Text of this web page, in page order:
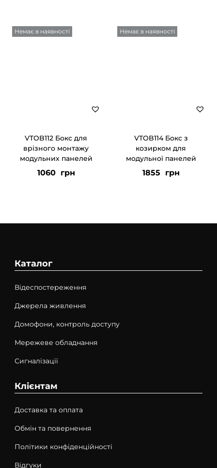
Немає в наявності
VTOB112 Бокс для
врізного монтажу
модульних панелей
1060 грн
Немає в наявності
VTOB114 Бокс з
козирком для
модульної панелей
1855 грн
Каталог
Відеспостереження
Джерела живлення
Домофони, контроль доступу
Мережеве обладнання
Сигналізації
Клієнтам
Доставка та оплата
Обмін та повернення
Політики конфіденційності
Відгуки